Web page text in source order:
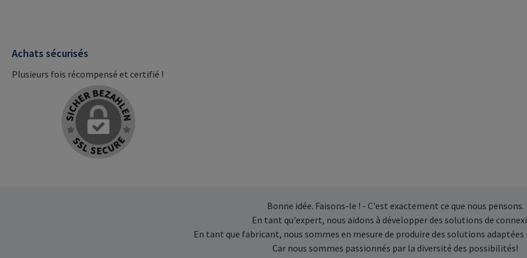
Achats sécurisés
Plusieurs fois récompensé et certifié !
Bonne idée. Faisons-le ! - C'est exactement ce que nous pensons.
En tant qu'expert, nous aidons à développer des solutions de
En tant que fabricant, nous sommes en mesure de produire des solutions adaptées
Car nous sommes passionnés par la diversité des possibilités!